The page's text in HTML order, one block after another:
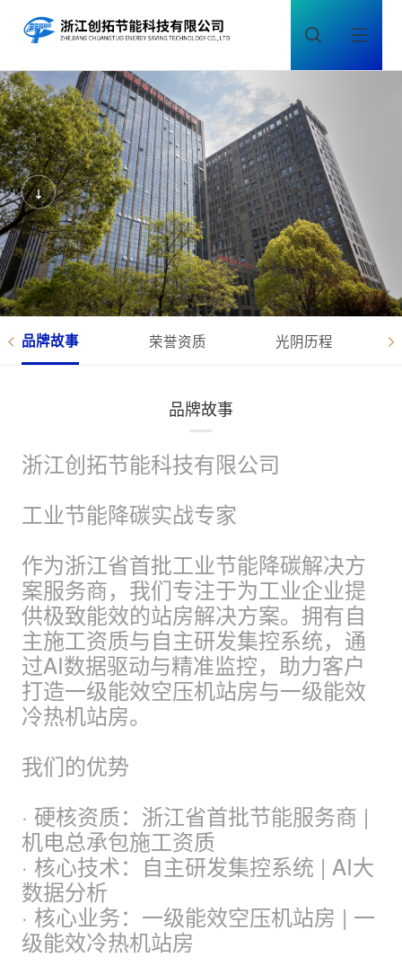
品牌故事 荣誉资质 光阴历程
品牌故事
浙江创拓节能科技有限公司
工业节能降碳实战专家
作为浙江省首批工业节能降碳解决方
案服务商，我们专注于为工业企业提
供极致能效的站房解决方案。拥有自
主施工资质与自主研发集控系统，通
过AI数据驱动与精准监控，助力客户
打造一级能效空压机站房与一级能效
冷热机站房。
我们的优势
· 硬核资质：浙江省首批节能服务商 |
机电总承包施工资质
· 核心技术：自主研发集控系统 | AI大
数据分析
· 核心业务：一级能效空压机站房 | 一
级能效冷热机站房